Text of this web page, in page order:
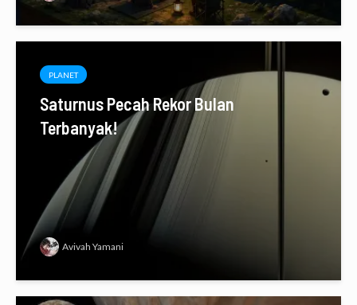
PLANET
Saturnus Pecah Rekor Bulan
Terbanyak!
Avivah Yamani